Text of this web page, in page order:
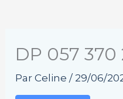
DP 057
ParCeline/ 29/06/